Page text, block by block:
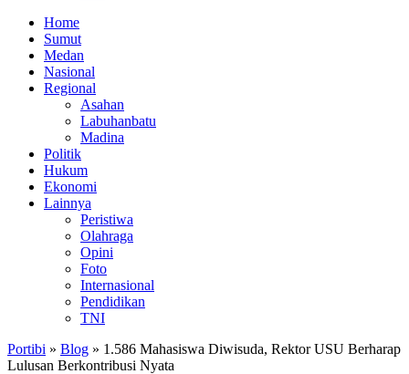
Home
Sumut
Medan
Nasional
Regional
Asahan
Labuhanbatu
Madina
Politik
Hukum
Ekonomi
Lainnya
Peristiwa
Olahraga
Opini
Foto
Internasional
Pendidikan
TNI
Portibi » Blog » 1.586 Mahasiswa Diwisuda, Rektor USU Berharap
Lulusan Berkontribusi Nyata